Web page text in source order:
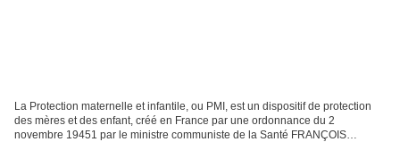
La Protection maternelle et infantile, ou PMI, est un dispositif de protection
des mères et des enfant, créé en France par une ordonnance du 2
novembre 19451 par le ministre communiste de la Santé FRANÇOIS